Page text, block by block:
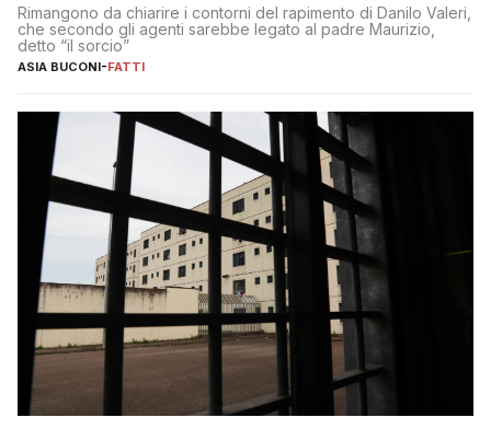
Rimangono da chiarire i contorni del rapimento di Danilo Valeri,
che secondo gli agenti sarebbe legato al padre Maurizio,
detto “il sorcio”
ASIA BUCONI-FATTI